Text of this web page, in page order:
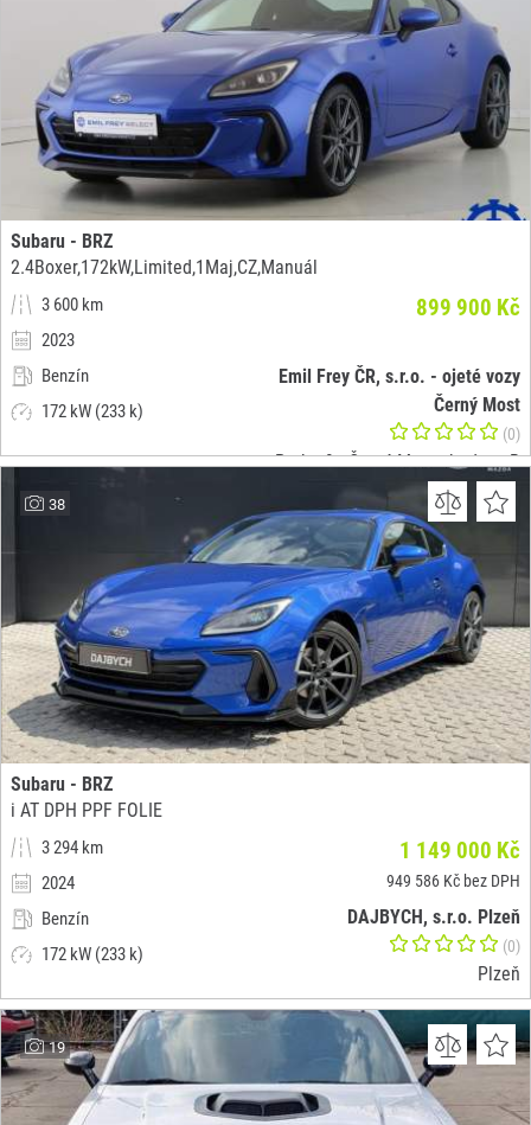
Subaru - BRZ
2.4Boxer,172kW,Limited,1Maj,CZ,Manuál
3 600 km
2023
Benzín
172 kW (233 k)
899 900 Kč
Emil Frey ČR, s.r.o. - ojeté vozy
Černý Most
(0)
Praha 9 - Černý Most - budova B
38
Subaru - BRZ
i AT DPH PPF FOLIE
3 294 km
2024
Benzín
172 kW (233 k)
1 149 000 Kč
949 586 Kč bez DPH
DAJBYCH, s.r.o. Plzeň
(0)
Plzeň
19